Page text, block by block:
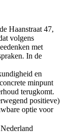
Haanstraat 47,
volgens
met
In de
en
minpunt
terugkomt.
positieve)
optie voor